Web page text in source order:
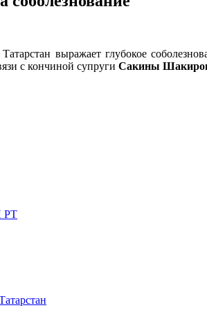
выражает глубокое
с кончиной супруги Сакины
РТ